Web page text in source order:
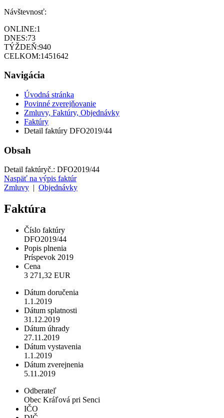
Návštevnosť:
ONLINE:1
DNES:73
TÝŽDEŇ:940
CELKOM:1451642
Navigácia
Úvodná stránka
Povinné zverejňovanie
Zmluvy, Faktúry, Objednávky
Faktúry
Detail faktúry DFO2019/44
Obsah
Detail faktúryč.: DFO2019/44
Naspäť na výpis faktúr
Zmluvy
Objednávky
Faktúra
Číslo faktúry
DFO2019/44
Popis plnenia
Príspevok 2019
Cena
3 271,32 EUR
Dátum doručenia
1.1.2019
Dátum splatnosti
31.12.2019
Dátum úhrady
27.11.2019
Dátum vystavenia
1.1.2019
Dátum zverejnenia
5.11.2019
Odberateľ
Obec Kráľová pri Senci
IČO